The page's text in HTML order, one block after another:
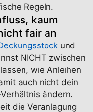
Regeln.
kaum
fair an
und
NICHT zwischen
wie Anleihen
auch nicht dein
ändern.
die Veranlagung